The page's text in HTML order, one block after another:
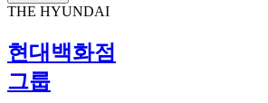
THE HYUNDAI
현대백화점
그룹